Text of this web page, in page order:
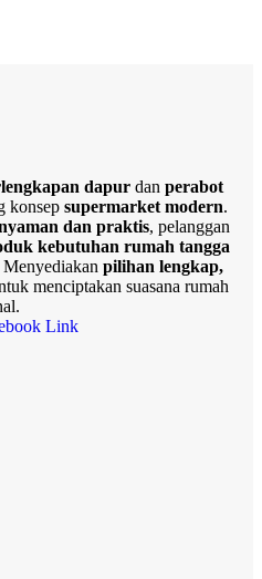
dapur dan perabot
konsep supermarket modern.
dan praktis, pelanggan
kebutuhan rumah tangga
Menyediakan pilihan lengkap,
menciptakan suasana rumah
Link